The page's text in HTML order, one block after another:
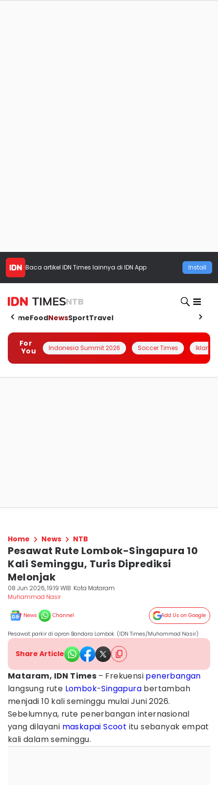
Baca artikel IDN Times lainnya di IDN App Install
NTB
HomeFoodNewsSportTravel
For
You
Indonesia Summit 2026 Soccer Times Iklanin
Home News NTB
Pesawat Rute Lombok-Singapura 10
Kali Seminggu, Turis Diprediksi
Melonjak
08 Jun 2026, 19:19 WIB Kota Mataram
Muhammad Nasir
News Channel Add Us on Google
Pesawat parkir di apron Bandara Lombok. (IDN Times/Muhammad Nasir)
Share Article
Mataram, IDN Times – Frekuensi penerbangan
langsung rute Lombok-Singapura bertambah
menjadi 10 kali seminggu mulai Juni 2026.
Sebelumnya, rute penerbangan internasional
yang dilayani maskapai Scoot itu sebanyak empat
kali dalam seminggu.